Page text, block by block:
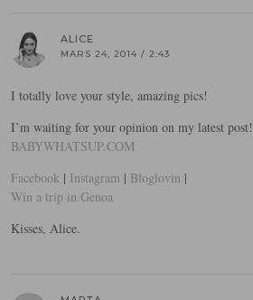
ALICE
MARS 24, 2014 / 2:43
I totally love your style, amazing pics!
I’m waiting for your opinion on my latest post!
BABYWHATSUP.COM
Facebook | Instagram | Bloglovin |
Win a trip in Genoa
Kisses, Alice.